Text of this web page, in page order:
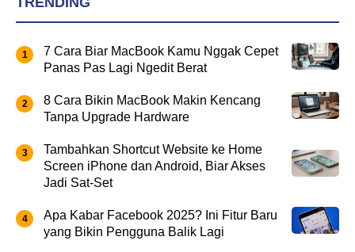
7 Cara Biar MacBook Kamu Nggak Cepet
Panas Pas Lagi Ngedit Berat
8 Cara Bikin MacBook Makin Kencang
Tanpa Upgrade Hardware
Tambahkan Shortcut Website ke Home
Screen iPhone dan Android, Biar Akses
Jadi Sat-Set
Apa Kabar Facebook 2025? Ini Fitur Baru
yang Bikin Pengguna Balik Lagi